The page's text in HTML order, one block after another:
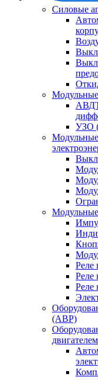
Силовые
УЗО
Модульные
Реле
Реле
Реле
(АВР)
двигателем